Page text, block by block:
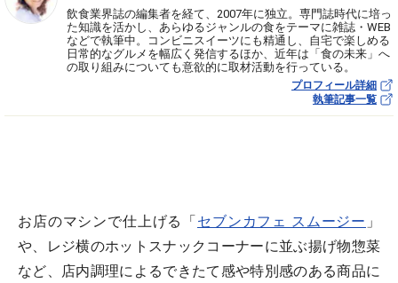
飲食業界誌の編集者を経て、2007年に独立。専門誌時代に培っ
た知識を活かし、あらゆるジャンルの食をテーマに雑誌・WEB
などで執筆中。コンビニスイーツにも精通し、自宅で楽しめる
日常的なグルメを幅広く発信するほか、近年は「食の未来」へ
の取り組みについても意欲的に取材活動を行っている。
プロフィール詳細
執筆記事一覧
お店のマシンで仕上げる「セブンカフェ スムージー 」
や、レジ横のホットスナックコーナーに並ぶ揚げ物惣菜
など、店内調理によるできたて感や特別感のある商品に